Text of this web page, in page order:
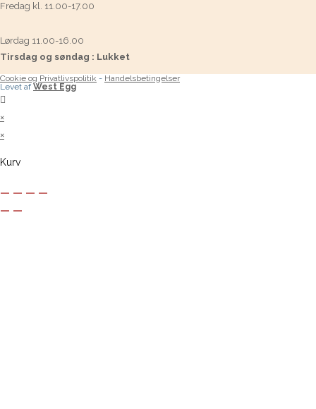
Fredag kl. 11.00-17.00
Lørdag 11.00-16.00
Tirsdag og søndag : Lukket
Cookie og Privatlivspolitik - Handelsbetingelser
Levet af West Egg
×
×
Kurv